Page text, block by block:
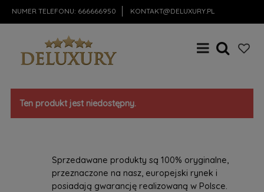
NUMER TELEFONU: 666666950 KONTAKT@DELUXURY.PL
Ten produkt jest niedostępny.
Sprzedawane produkty są 100% oryginalne,
przeznaczone na nasz, europejski rynek i
posiadają gwarancję realizowaną w Polsce.